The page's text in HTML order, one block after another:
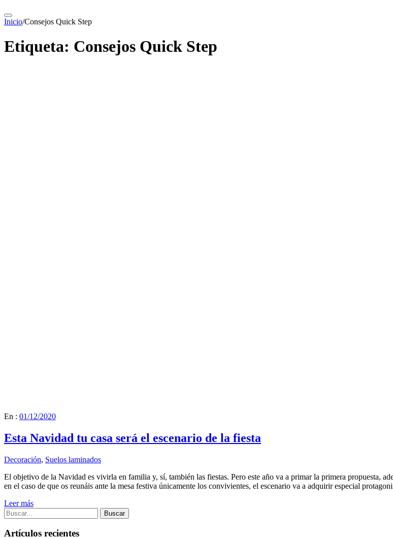
Inicio/Consejos Quick Step
Etiqueta: Consejos Quick Step
En : 01/12/2020
Esta Navidad tu casa será el escenario de la fiesta
Decoración, Suelos laminados
El objetivo de la Navidad es vivirla en familia y, sí, también las fiestas. Pero este año va a primar la primera propuesta,
en el caso de que os reunáis ante la mesa festiva únicamente los convivientes, el escenario va a adquirir especial
Leer más
Buscar
Artículos recientes